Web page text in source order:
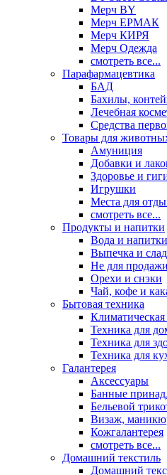
Мерч BY
Мерч ЕРМАК
Мерч КИРЯ
Мерч Одежда
смотреть все...
Парафармацевтика
БАД
Бахилы,
Лечебная
Средства
Товары для
Амуниция
Добавки и
Здоровье и
Игрушки
Места для
смотреть все...
Продукты и напитки
Вода и напитки
Выпечка и
Не для
Орехи и снэки
Чай, кофе и
Бытовая техника
Климатическая
Техника для
Техника для
Техника для
Галантерея
Аксессуары
Банные
Бельевой
Визаж,
Кожгалантерея
смотреть все...
Домашний текстиль
Домашний